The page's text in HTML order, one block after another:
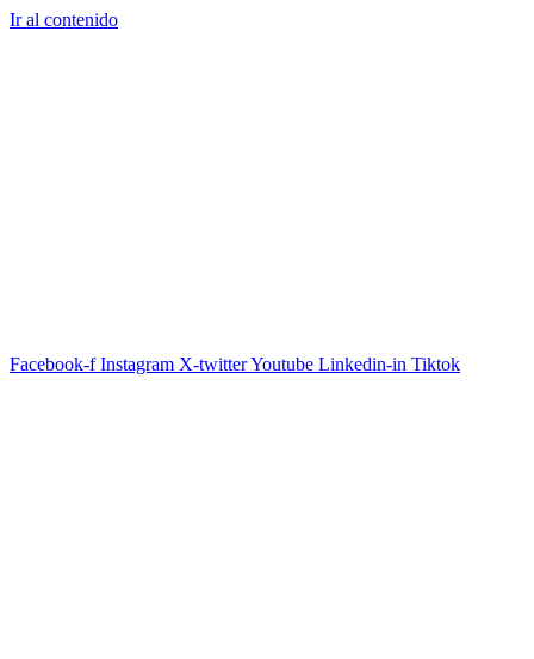
Ir al contenido
Facebook-f Instagram X-twitterYoutube Linkedin-in Tiktok